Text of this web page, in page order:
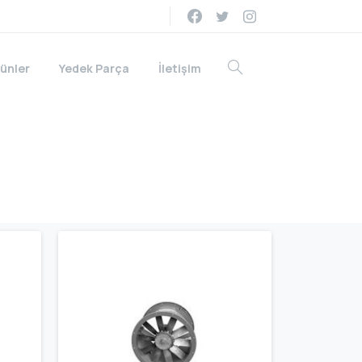
Yedek Parça İletişim